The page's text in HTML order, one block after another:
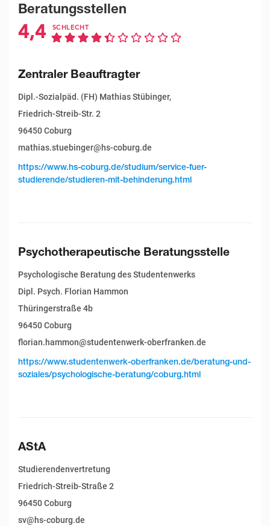
Beratungsstellen
4,4 SCHLECHT
Zentraler Beauftragter
Dipl.-Sozialpäd. (FH) Mathias Stübinger,
Friedrich-Streib-Str. 2
96450 Coburg
mathias.stuebinger@hs-coburg.de
https://www.hs-coburg.de/studium/service-fuer-
studierende/studieren-mit-behinderung.html
Psychotherapeutische Beratungsstelle
Psychologische Beratung des Studentenwerks
Dipl. Psych. Florian Hammon
Thüringerstraße 4b
96450 Coburg
florian.hammon@studentenwerk-oberfranken.de
https://www.studentenwerk-oberfranken.de/beratung-und-
soziales/psychologische-beratung/coburg.html
AStA
Studierendenvertretung
Friedrich-Streib-Straße 2
96450 Coburg
sv@hs-coburg.de